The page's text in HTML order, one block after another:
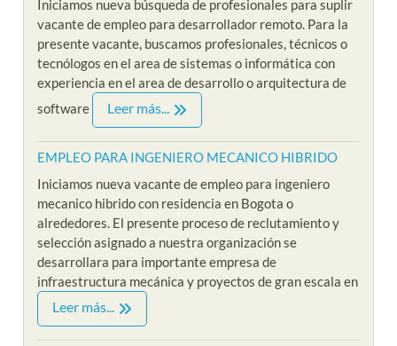
Iniciamos nueva búsqueda de profesionales para suplir
vacante de empleo para desarrollador remoto. Para la
presente vacante, buscamos profesionales, técnicos o
tecnólogos en el area de sistemas o informática con
experiencia en el area de desarrollo o arquitectura de
software
Leer más...
EMPLEO PARA INGENIERO MECANICO HIBRIDO
Iniciamos nueva vacante de empleo para ingeniero
mecanico hibrido con residencia en Bogota o
alrededores. El presente proceso de reclutamiento y
selección asignado a nuestra organización se
desarrollara para importante empresa de
infraestructura mecánica y proyectos de gran escala en
Leer más...